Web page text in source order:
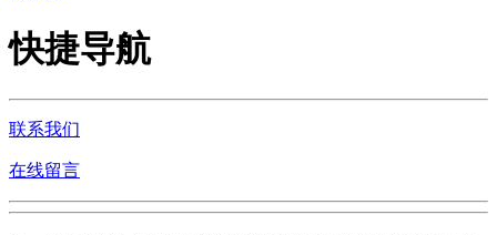
快捷导航
联系我们
在线留言